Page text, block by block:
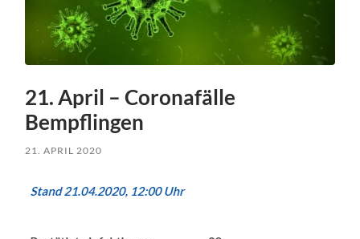
21. April – Coronafälle
Bempflingen
21. APRIL 2020